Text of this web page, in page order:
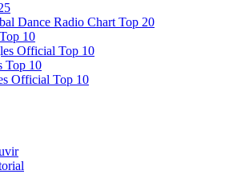
Dance Radio Chart Top 20
10
Official Top 10
Top 10
Official Top 10